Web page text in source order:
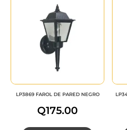
LP3869 FAROL DE PARED NEGRO
Q175.00